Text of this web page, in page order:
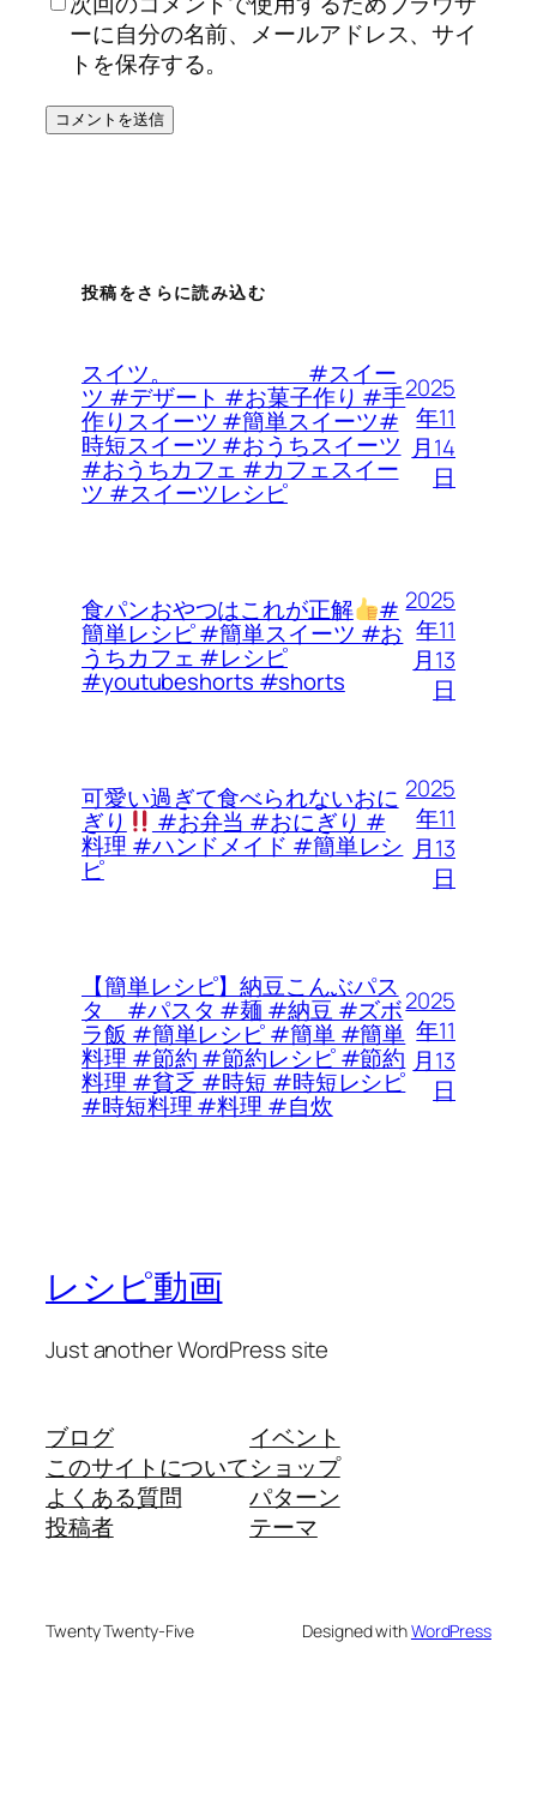
ーに自分の名前、メールアドレス、サイ
トを保存する。
投稿をさらに読み込む
スイツ。 #スイー
ツ #デザート #お菓子作り #手
作りスイーツ #簡単スイーツ#
時短スイーツ #おうちスイーツ
#おうちカフェ #カフェスイー
ツ #スイーツレシピ
2025
年11
月14
日
食パンおやつはこれが正解 #
簡単レシピ #簡単スイーツ #お
うちカフェ #レシピ
#youtubeshorts #shorts
2025
年11
月13
日
可愛い過ぎて食べられないおに
ぎり #お弁当 #おにぎり #
料理 #ハンドメイド #簡単レシ
ピ
2025
年11
月13
日
【簡単レシピ】納豆こんぶパス
タ #パスタ #麺 #納豆 #ズボ
ラ飯 #簡単レシピ #簡単 #簡単
料理 #節約 #節約レシピ #節約
料理 #貧乏 #時短 #時短レシピ
#時短料理 #料理 #自炊
2025
年11
月13
日
レシピ動画
Just another WordPress site
ブログ
このサイトについて
よくある質問
投稿者
イベント
ショップ
パターン
テーマ
Twenty Twenty-Five Designed withWordPress